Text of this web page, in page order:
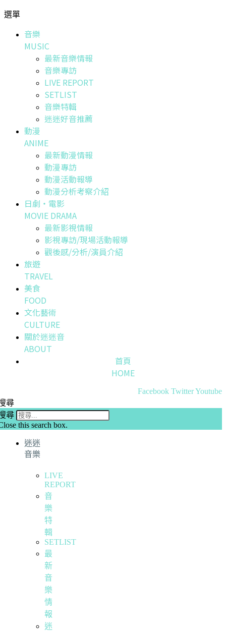
選單
音樂
MUSIC
最新音樂情報
音樂專訪
LIVE REPORT
SETLIST
音樂特輯
迷迷好音推薦
動漫
ANIME
最新動漫情報
動漫專訪
動漫活動報導
動漫分析考察介紹
日劇・電影
MOVIE DRAMA
最新影視情報
影視專訪/現場活動報導
觀後感/分析/演員介紹
旅遊
TRAVEL
美食
FOOD
文化藝術
CULTURE
關於迷迷音
ABOUT
首頁
HOME
Facebook TwitterYoutube
尋
尋
this search box.
迷迷
音樂
LIVE
REPORT
音
樂
特
輯
SETLIST
最
新
音
樂
情
報
迷